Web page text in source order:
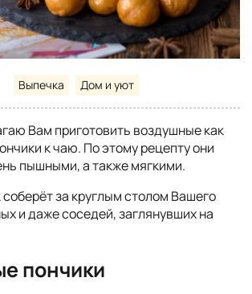
Выпечка Дом и уют
Вам приготовить воздушные как
к чаю. По этому рецепту они
пышными, а также мягкими.
за круглым столом Вашего
и даже соседей, заглянувших на
пончики